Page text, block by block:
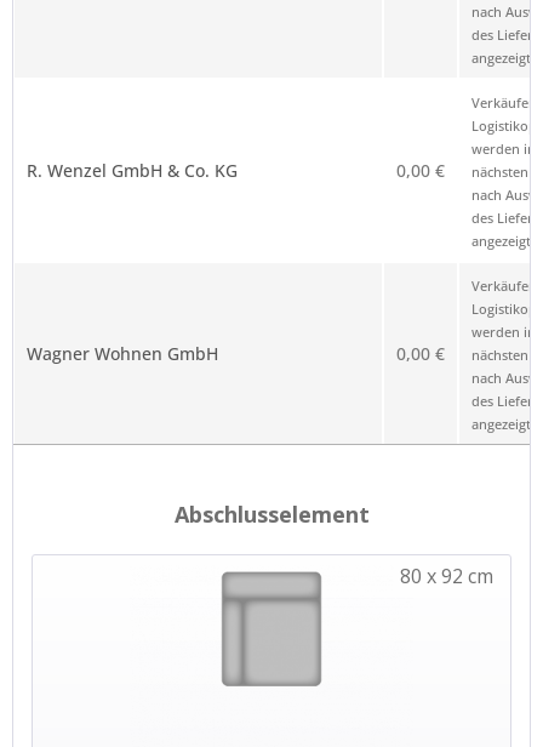
nach
des
angezeigt.
R. Wenzel GmbH & Co. KG 0,00 €
Verkäufer
werden im
nächsten
nach
des
angezeigt.
Wagner Wohnen GmbH 0,00 €
Verkäufer
werden im
nächsten
nach
des
angezeigt.